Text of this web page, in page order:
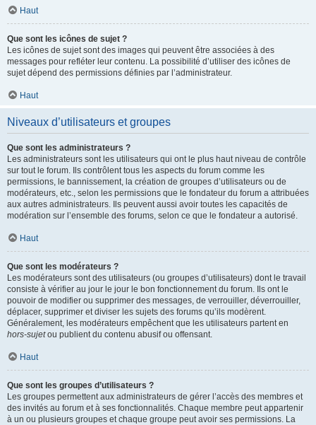
Haut
Que sont les icônes de sujet ?
Les icônes de sujet sont des images qui peuvent être associées à des
messages pour refléter leur contenu. La possibilité d’utiliser des icônes de
sujet dépend des permissions définies par l’administrateur.
Haut
Niveaux d’utilisateurs et groupes
Que sont les administrateurs ?
Les administrateurs sont les utilisateurs qui ont le plus haut niveau de contrôle
sur tout le forum. Ils contrôlent tous les aspects du forum comme les
permissions, le bannissement, la création de groupes d’utilisateurs ou de
modérateurs, etc., selon les permissions que le fondateur du forum a attribuées
aux autres administrateurs. Ils peuvent aussi avoir toutes les capacités de
modération sur l’ensemble des forums, selon ce que le fondateur a autorisé.
Haut
Que sont les modérateurs ?
Les modérateurs sont des utilisateurs (ou groupes d’utilisateurs) dont le travail
consiste à vérifier au jour le jour le bon fonctionnement du forum. Ils ont le
pouvoir de modifier ou supprimer des messages, de verrouiller, déverrouiller,
déplacer, supprimer et diviser les sujets des forums qu’ils modèrent.
Généralement, les modérateurs empêchent que les utilisateurs partent en
hors-sujetou publient du contenu abusif ou offensant.
Haut
Que sont les groupes d’utilisateurs ?
Les groupes permettent aux administrateurs de gérer l’accès des membres et
des invités au forum et à ses fonctionnalités. Chaque membre peut appartenir
à un ou plusieurs groupes et chaque groupe peut avoir ses permissions. La